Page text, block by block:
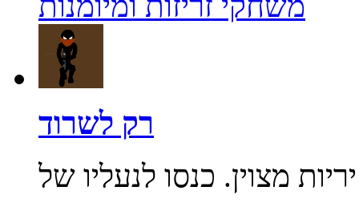
רק לשרוד